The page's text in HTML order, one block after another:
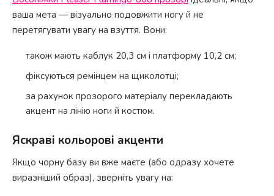
ваша мета — візуально подовжити ногу й не
перетягувати увагу на взуття. Вони:
також мають каблук 20,3 см і платформу 10,2 см;
фіксуються ремінцем на щиколотці;
за рахунок прозорого матеріалу перекладають
акцент на лінію ноги й костюм.
Яскраві кольорові акценти
Якщо чорну базу ви вже маєте (або одразу хочете
виразніший образ), зверніть увагу на: